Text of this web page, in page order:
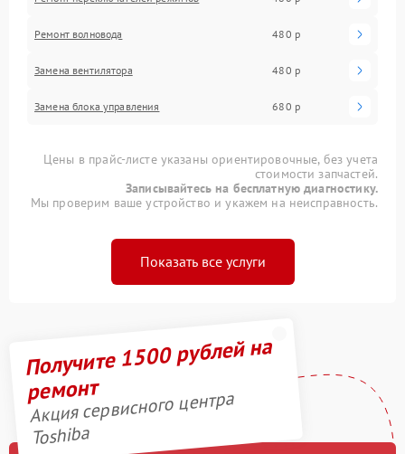
Ремонт волновода 480 р
Замена вентилятора 480 р
Замена блока управления 680 р
Цены в прайс-листе указаны ориентировочные, без учета
стоимости запчастей.
Записывайтесь на бесплатную диагностику.
Мы проверим ваше устройство и укажем на неисправность.
Показать все услуги
Получите 1500 рублей на
ремонт
Акция сервисного центра
Toshiba